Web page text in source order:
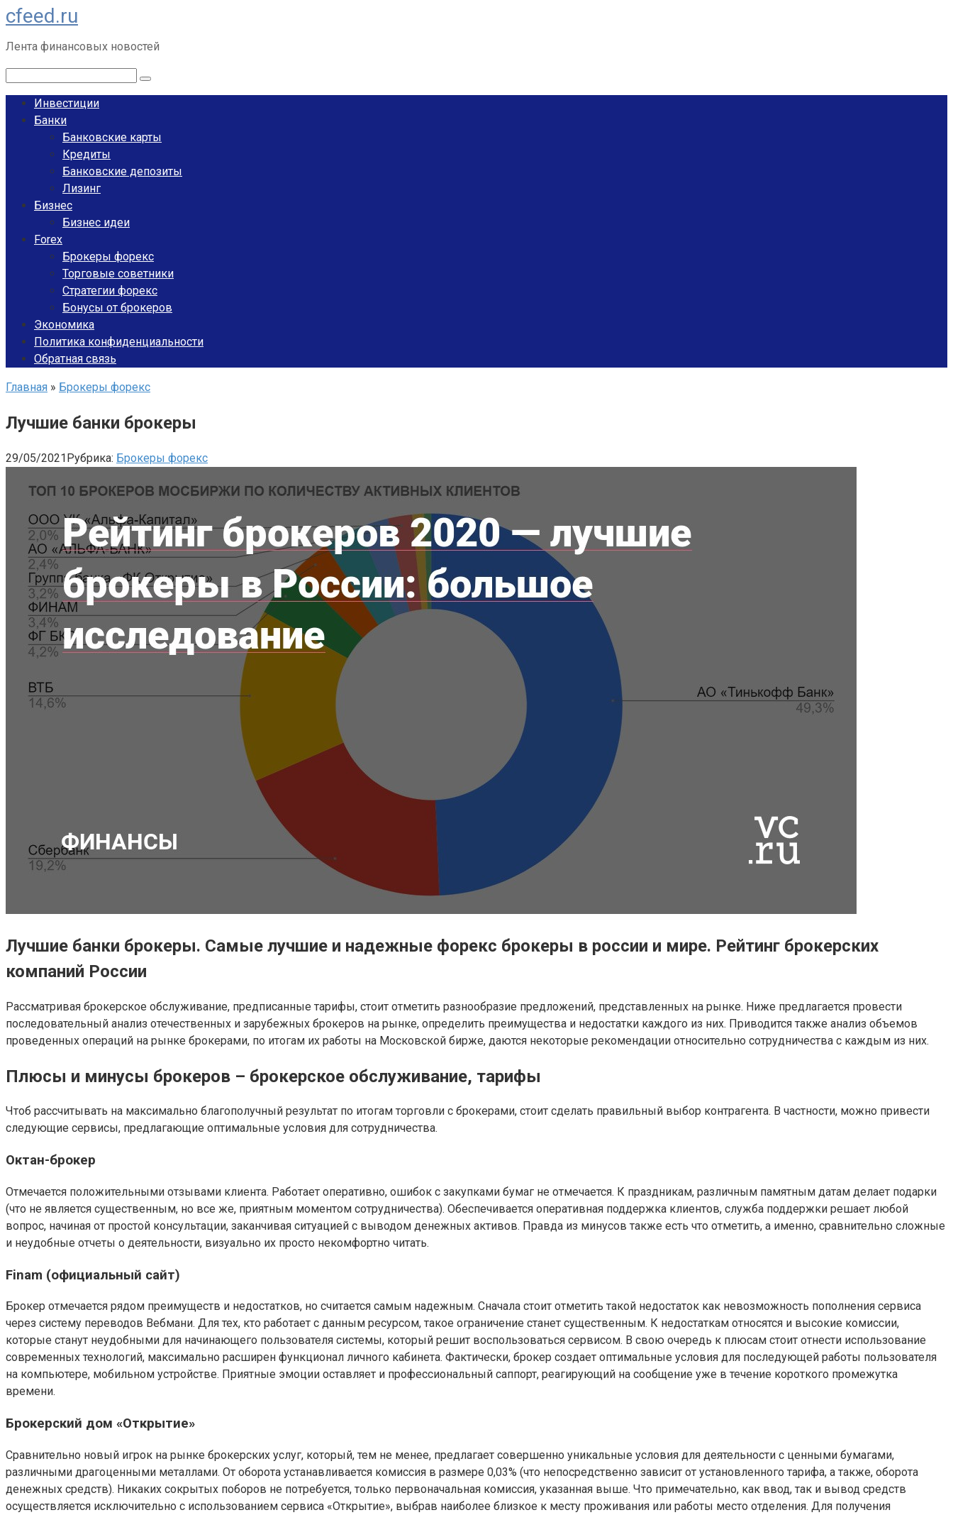
Перейти
к
контенту
cfeed.ru
Лента финансовых новостей
Инвестиции
Банки
Банковские карты
Кредиты
Банковские депозиты
Лизинг
Бизнес
Бизнес идеи
Forex
Брокеры форекс
Торговые советники
Стратегии форекс
Бонусы от брокеров
Экономика
Политика конфиденциальности
Обратная связь
Главная » Брокеры форекс
Лучшие банки брокеры
29/05/2021Рубрика: Брокеры форекс
Лучшие банки брокеры. Самые лучшие и надежные форекс брокеры в россии и мире. Рейтинг брокерских
компаний России
Рассматривая брокерское обслуживание, предписанные тарифы, стоит отметить разнообразие предложений, представленных на рынке. Ниже предлагается провести
последовательный анализ отечественных и зарубежных брокеров на рынке, определить преимущества и недостатки каждого из них. Приводится также анализ объемов
проведенных операций на рынке брокерами, по итогам их работы на Московской бирже, даются некоторые рекомендации относительно сотрудничества с каждым из них.
Плюсы и минусы брокеров – брокерское обслуживание, тарифы
Чтоб рассчитывать на максимально благополучный результат по итогам торговли с брокерами, стоит сделать правильный выбор контрагента. В частности, можно привести
следующие сервисы, предлагающие оптимальные условия для сотрудничества.
Октан-брокер
Отмечается положительными отзывами клиента. Работает оперативно, ошибок с закупками бумаг не отмечается. К праздникам, различным памятным датам делает подарки
(что не является существенным, но все же, приятным моментом сотрудничества). Обеспечивается оперативная поддержка клиентов, служба поддержки решает любой
вопрос, начиная от простой консультации, заканчивая ситуацией с выводом денежных активов. Правда из минусов также есть что отметить, а именно, сравнительно сложные
и неудобные отчеты о деятельности, визуально их просто некомфортно читать.
Finam (официальный сайт)
Брокер отмечается рядом преимуществ и недостатков, но считается самым надежным. Сначала стоит отметить такой недостаток как невозможность пополнения сервиса
через систему переводов Вебмани. Для тех, кто работает с данным ресурсом, такое ограничение станет существенным. К недостаткам относятся и высокие комиссии,
которые станут неудобными для начинающего пользователя системы, который решит воспользоваться сервисом. В свою очередь к плюсам стоит отнести использование
современных технологий, максимально расширен функционал личного кабинета. Фактически, брокер создает оптимальные условия для последующей работы пользователя
на компьютере, мобильном устройстве. Приятные эмоции оставляет и профессиональный саппорт, реагирующий на сообщение уже в течение короткого промежутка
времени.
Брокерский дом «Открытие»
Сравнительно новый игрок на рынке брокерских услуг, который, тем не менее, предлагает совершенно уникальные условия для деятельности с ценными бумагами,
различными драгоценными металлами. От оборота устанавливается комиссия в размере 0,03% (что непосредственно зависит от установленного тарифа, а также, оборота
денежных средств). Никаких сокрытых поборов не потребуется, только первоначальная комиссия, указанная выше. Что примечательно, как ввод, так и вывод средств
осуществляется исключительно с использованием сервиса «Открытие», выбрав наиболее близкое к месту проживания или работы место отделения. Для получения